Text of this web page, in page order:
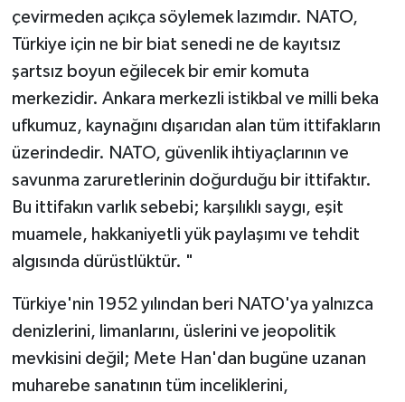
çevirmeden açıkça söylemek lazımdır. NATO,
Türkiye için ne bir biat senedi ne de kayıtsız
şartsız boyun eğilecek bir emir komuta
merkezidir. Ankara merkezli istikbal ve milli beka
ufkumuz, kaynağını dışarıdan alan tüm ittifakların
üzerindedir. NATO, güvenlik ihtiyaçlarının ve
savunma zaruretlerinin doğurduğu bir ittifaktır.
Bu ittifakın varlık sebebi; karşılıklı saygı, eşit
muamele, hakkaniyetli yük paylaşımı ve tehdit
algısında dürüstlüktür. "
Türkiye'nin 1952 yılından beri NATO'ya yalnızca
denizlerini, limanlarını, üslerini ve jeopolitik
mevkisini değil; Mete Han'dan bugüne uzanan
muharebe sanatının tüm inceliklerini,